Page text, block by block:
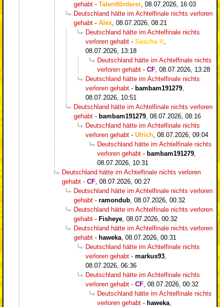
gehabt - Talentförderer, 08.07.2026, 16:03
Deutschland hätte im Achtelfinale nichts verloren
gehabt - Alex, 08.07.2026, 08:21
Deutschland hätte im Achtelfinale nichts
verloren gehabt - Sascha
,
08.07.2026, 13:18
Deutschland hätte im Achtelfinale nichts
verloren gehabt - CF, 08.07.2026, 13:28
Deutschland hätte im Achtelfinale nichts
verloren gehabt - bambam191279,
08.07.2026, 10:51
Deutschland hätte im Achtelfinale nichts verloren
gehabt - bambam191279, 08.07.2026, 08:16
Deutschland hätte im Achtelfinale nichts
verloren gehabt - Ulrich, 08.07.2026, 09:04
Deutschland hätte im Achtelfinale nichts
verloren gehabt - bambam191279,
08.07.2026, 10:31
Deutschland hätte im Achtelfinale nichts verloren
gehabt - CF, 08.07.2026, 00:27
Deutschland hätte im Achtelfinale nichts verloren
gehabt - ramondub, 08.07.2026, 00:32
Deutschland hätte im Achtelfinale nichts verloren
gehabt - Fisheye, 08.07.2026, 00:32
Deutschland hätte im Achtelfinale nichts verloren
gehabt - haweka, 08.07.2026, 00:31
Deutschland hätte im Achtelfinale nichts
verloren gehabt - markus93,
08.07.2026, 06:36
Deutschland hätte im Achtelfinale nichts
verloren gehabt - CF, 08.07.2026, 00:32
Deutschland hätte im Achtelfinale nichts
verloren gehabt - haweka,